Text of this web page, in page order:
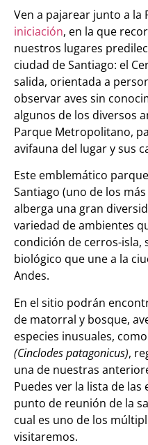
Ven a pajarear junto a la
iniciación, en la que
nuestros lugares
ciudad de Santiago: el
salida, orientada a
observar aves sin
algunos de los diversos
Parque Metropolitano,
avifauna del lugar y sus
Este emblemático
Santiago (uno de los
alberga una gran
variedad de ambientes
condición de cerros-
biológico que une a la
Andes.
En el sitio podrán
de matorral y bosque,
especies inusuales,
(Cinclodes patagonicus),
una de nuestras
Puedes ver la lista de las
punto de reunión de la
cual es uno de los
visitaremos.